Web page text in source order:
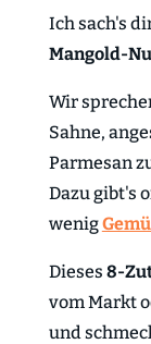
Ich sach's
Mangold-
Wir
Sahne,
Parmesan
Dazu gibt's
wenig
Dieses 8-
vom Markt
und